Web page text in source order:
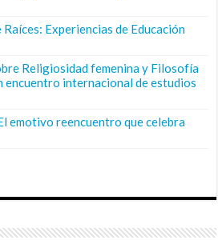
Experiencias de Educación
Religiosidad femenina y Filosofía
encuentro internacional de estudios
emotivo reencuentro que celebra